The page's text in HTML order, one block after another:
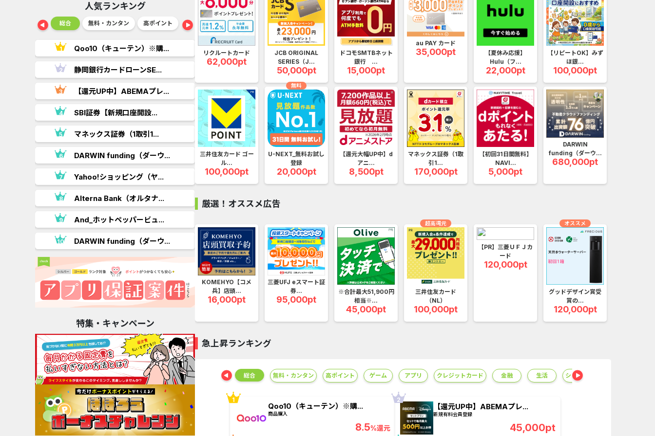
人気ランキング
ショッピング 総合 無料・カンタン 高ポイント ゲーム アプリ クレジットカード 金融 生活 ショッピング 総合 ゲーム アプリ
Qoo10（キューテン）※購...
静岡銀行カードローンSE...
【還元UP中】ABEMAプレ...
SBI証券【新規口座開設...
マネックス証券（1取引1...
DARWIN funding（ダーウ...
Yahoo!ショッピング（ヤ...
Alterna Bank（オルタナ...
And_ホットペッパービュ...
DARWIN funding（ダーウ...
Double Number Merging...
GFS無料特別講座
U-NEXT_無料お試し登録
DOOR賃貸
【Ipsos iSay】アンケー...
Nielsen（ニールセン）...
Nielsen（ニールセン）...
ホットペッパーグルメ［...
ウォーターカラーソート...
静岡銀行カードローンSE...
【還元UP中】ABEMAプレ...
SBI証券【新規口座開設...
マネックス証券（1取引1...
DARWIN funding（ダーウ...
Alterna Bank（オルタナ...
DARWIN funding（ダーウ...
楽天証券（口座開設のみ）
JCB ORIGINAL SERIES（J...
Double Number Merging...
iOS_スーパーラッキーカ...
And_ロードモバイル_SUR...
iOS_エバーテイル_3日間...
Berry Factory Tycoon（...
iOS_パズル＆コンクエス...
【還元UP中】パズル＆サ...
And_ミステリータウン：...
特集・キャンペーン
リクルートカード
62,000pt
三井住友カード ゴー
ル...
100,000pt
JCB ORIGINAL
SERIES（J...
50,000pt
U-NEXT_無料お試し
登録
20,000pt
無料
ドコモSMTBネット
銀行 ...
15,000pt
【還元大幅UP中】d
アニ...
8,500pt
au PAY カード
35,000pt
マネックス証券（1取
引1...
170,000pt
【夏休み応援】
Hulu（フ...
22,000pt
【初回31日間無料】
NAVI...
5,000pt
【リピートOK】みず
ほ銀...
100,000pt
DARWIN
funding（ダーウ...
680,000pt
厳選！オススメ広告
KOMEHYO【コメ
兵】店頭...
16,000pt
三菱UFJ eスマート証
券...
95,000pt
※合計最大51,900円
相当※...
45,000pt
三井住友カード
（NL）
100,000pt
超高還元
【PR】三菱ＵＦＪカ
ード
120,000pt
グッドデザイン賞受
賞の...
120,000pt
オススメ
急上昇ランキング
ショッピング 総合 無料・カンタン 高ポイント ゲーム アプリ クレジットカード 金融 生活 ショッピング
【リピートOK】Shoplist
商品購入
4%還元
Qoo10（キューテン）※購...
商品購入
8.5%還元
【還元UP中】ABEMAプレ...
新規有料会員登録
45,000pt